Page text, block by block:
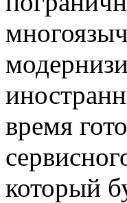
время
который